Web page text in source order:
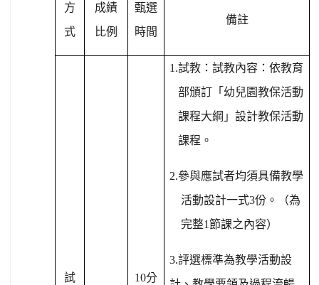
方
式
成績
比例
甄選
時間
備註
試
10分
1.試教：試教內容：依教育
部頒訂「幼兒園教保活動
課程大綱」設計教保活動
課程。
2.參與應試者均須具備教學
活動設計一式3份。（為
完整1節課之內容）
3.評選標準為教學活動設